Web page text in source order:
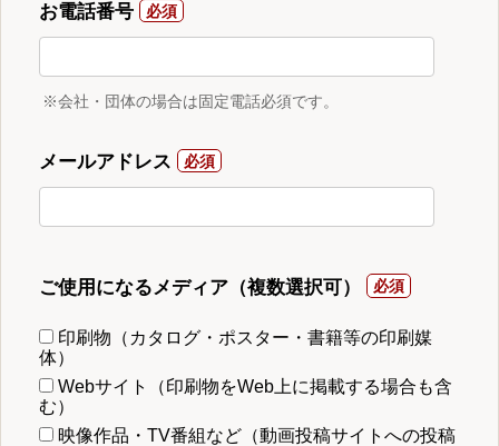
お電話番号
※会社・団体の場合は固定電話必須です。
メールアドレス
ご使用になるメディア（複数選択可）
印刷物（カタログ・ポスター・書籍等の印刷媒
体）
Webサイト（印刷物をWeb上に掲載する場合も含
む）
映像作品・TV番組など（動画投稿サイトへの投稿